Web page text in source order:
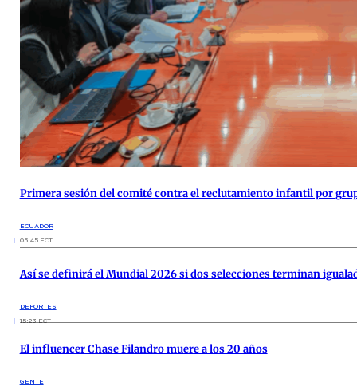
Primera sesión del comité contra el reclutamiento infantil por
ECUADOR
05:45 ECT
Así se definirá el Mundial 2026 si dos selecciones terminan
DEPORTES
15:23 ECT
El influencer Chase Filandro muere a los 20 años
GENTE